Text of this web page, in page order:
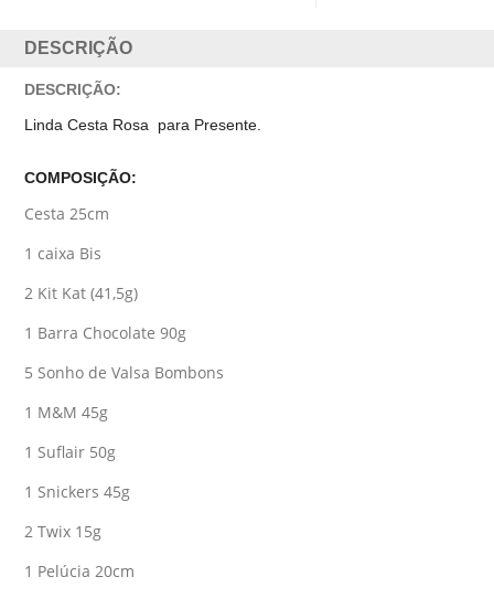
DESCRIÇÃO
DESCRIÇÃO:
Linda Cesta Rosa para Presente.
COMPOSIÇÃO:
Cesta 25cm
1 caixa Bis
2 Kit Kat (41,5g)
1 Barra Chocolate 90g
5 Sonho de Valsa Bombons
1 M&M 45g
1 Suflair 50g
1 Snickers 45g
2 Twix 15g
1 Pelúcia 20cm